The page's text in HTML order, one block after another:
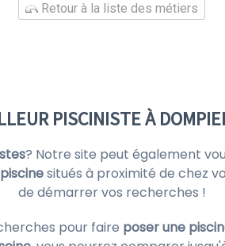
Retour à la liste des métiers
PISCINISTE À
? Notre site peut également
situés à proximité de chez
de démarrer vos recherches !
pour faire poser une